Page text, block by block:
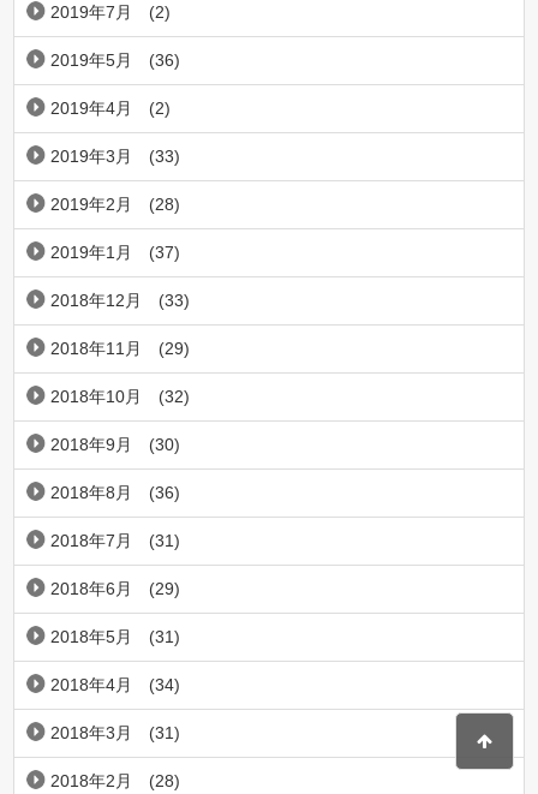
2019年7月 (2)
2019年5月 (36)
2019年4月 (2)
2019年3月 (33)
2019年2月 (28)
2019年1月 (37)
2018年12月 (33)
2018年11月 (29)
2018年10月 (32)
2018年9月 (30)
2018年8月 (36)
2018年7月 (31)
2018年6月 (29)
2018年5月 (31)
2018年4月 (34)
2018年3月 (31)
2018年2月 (28)